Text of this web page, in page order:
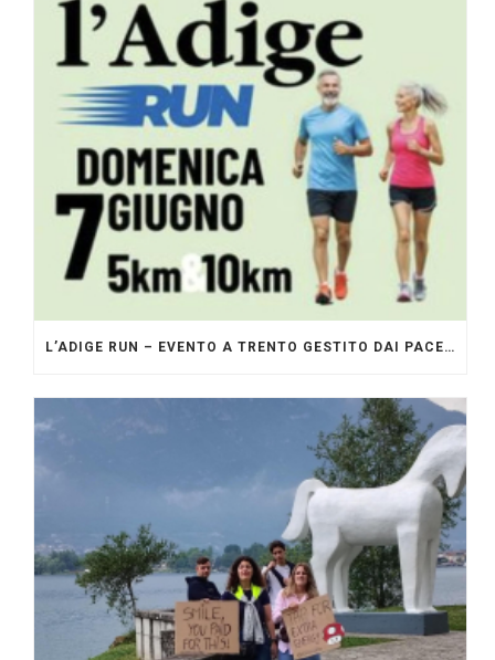
L’ADIGE RUN – EVENTO A TRENTO GESTITO DAI PACERS GLI ORIGINALI